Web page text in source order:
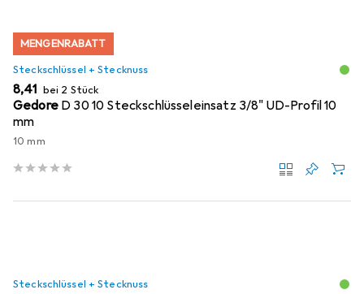
MENGENRABATT
Steckschlüssel + Stecknuss
EUR
8,41 bei 2 Stück
Gedore D 30 10 Steckschlüsseleinsatz 3/8" UD-Profil 10
mm
10 mm
Steckschlüssel + Stecknuss